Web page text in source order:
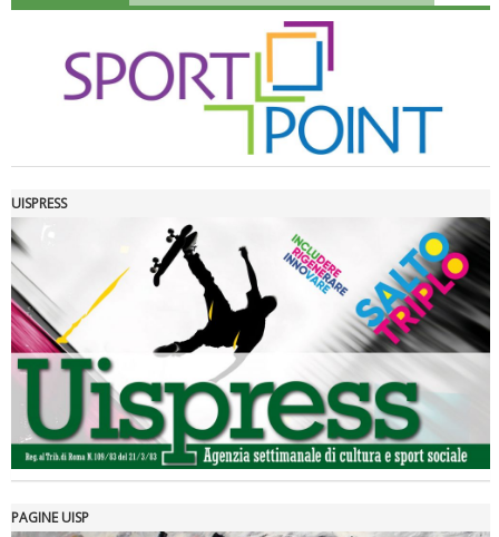
Luglio 2026: "Pensando con i piedi, si possono fare le
rivoluzioni"
UISPRESS
PAGINE UISP